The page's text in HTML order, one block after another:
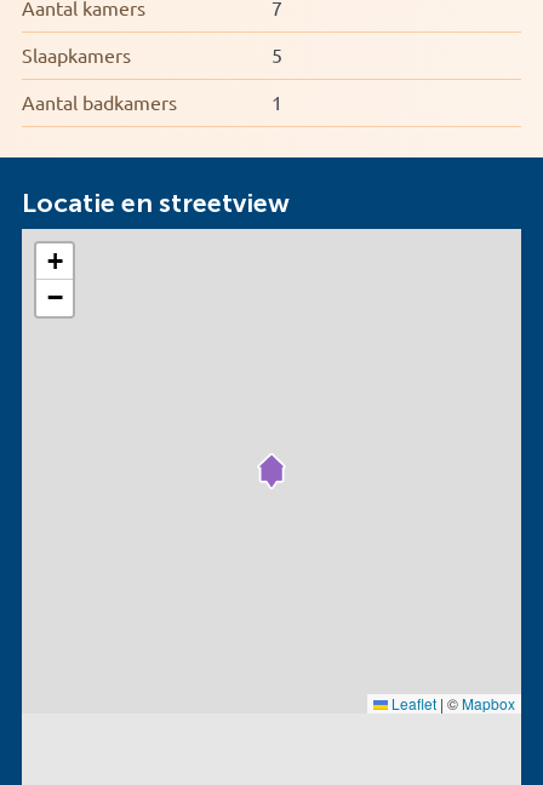
Aantal kamers 7
Slaapkamers 5
Aantal badkamers 1
Locatie en streetview
+
−
Leaflet | ©Mapbox